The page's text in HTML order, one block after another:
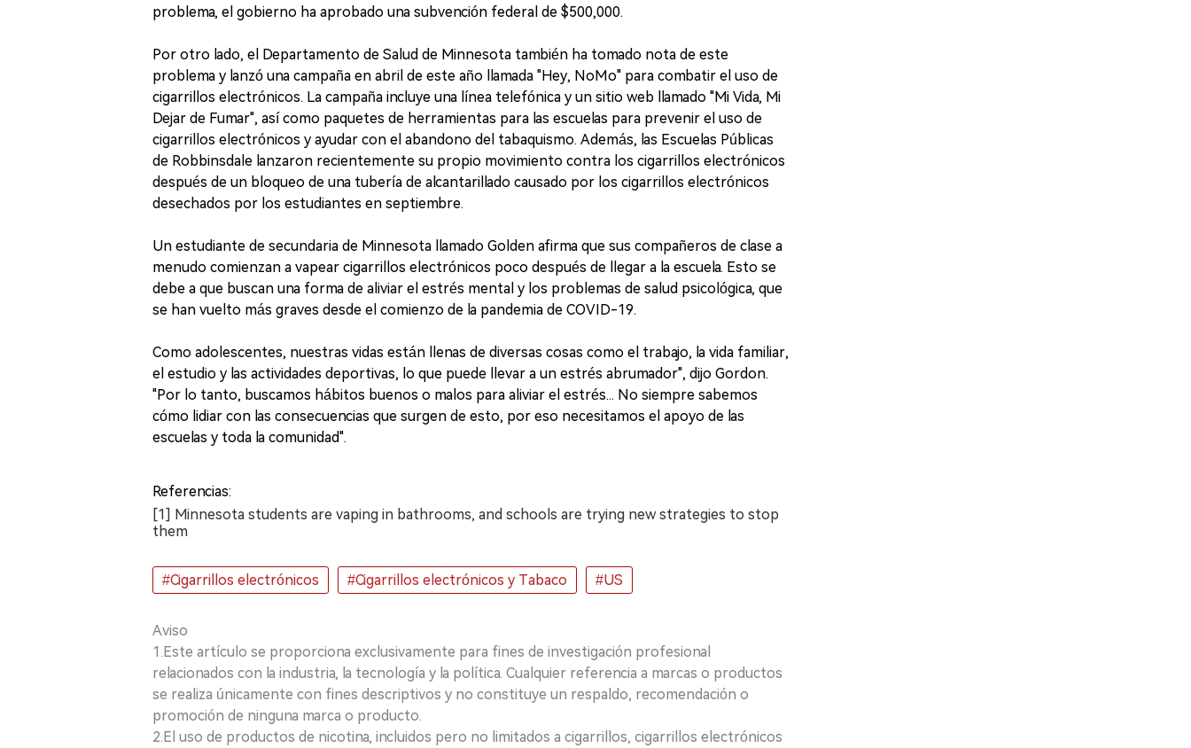
problema, el gobierno ha aprobado una subvención federal de $500,000.
Por otro lado, el Departamento de Salud de Minnesota también ha tomado nota de este
problema y lanzó una campaña en abril de este año llamada "Hey, NoMo" para combatir el uso de
cigarrillos electrónicos. La campaña incluye una línea telefónica y un sitio web llamado "Mi Vida, Mi
Dejar de Fumar", así como paquetes de herramientas para las escuelas para prevenir el uso de
cigarrillos electrónicos y ayudar con el abandono del tabaquismo. Además, las Escuelas Públicas
de Robbinsdale lanzaron recientemente su propio movimiento contra los cigarrillos electrónicos
después de un bloqueo de una tubería de alcantarillado causado por los cigarrillos electrónicos
desechados por los estudiantes en septiembre.
Un estudiante de secundaria de Minnesota llamado Golden afirma que sus compañeros de clase a
menudo comienzan a vapear cigarrillos electrónicos poco después de llegar a la escuela. Esto se
debe a que buscan una forma de aliviar el estrés mental y los problemas de salud psicológica, que
se han vuelto más graves desde el comienzo de la pandemia de COVID-19.
Como adolescentes, nuestras vidas están llenas de diversas cosas como el trabajo, la vida familiar,
el estudio y las actividades deportivas, lo que puede llevar a un estrés abrumador", dijo Gordon.
"Por lo tanto, buscamos hábitos buenos o malos para aliviar el estrés... No siempre sabemos
cómo lidiar con las consecuencias que surgen de esto, por eso necesitamos el apoyo de las
escuelas y toda la comunidad".
Referencias:
[1] Minnesota students are vaping in bathrooms, and schools are trying new strategies to stop
them
#Cigarrillos electrónicos #Cigarrillos electrónicos y Tabaco #US
Aviso
1.Este artículo se proporciona exclusivamente para fines de investigación profesional
relacionados con la industria, la tecnología y la política. Cualquier referencia a marcas o productos
se realiza únicamente con fines descriptivos y no constituye un respaldo, recomendación o
promoción de ninguna marca o producto.
2.El uso de productos de nicotina, incluidos pero no limitados a cigarrillos, cigarrillos electrónicos